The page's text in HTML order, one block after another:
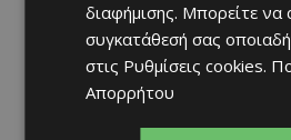
διαφήμισης. Μπορείτε να
συγκατάθεσή σας
στις Ρυθμίσεις cookies.
Απορρήτου